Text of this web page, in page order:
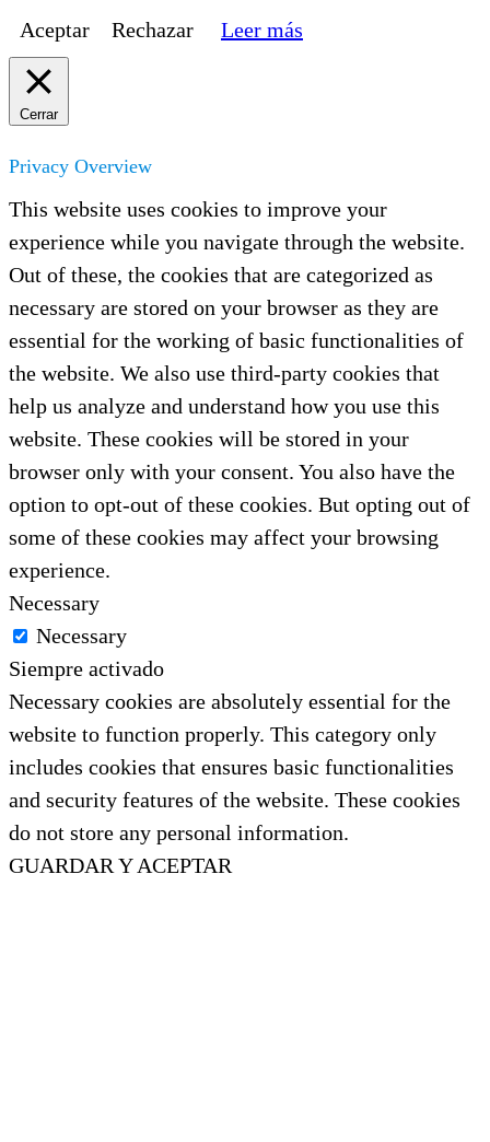
Aceptar
Rechazar Leer más
Cerrar
Privacy Overview
This website uses cookies to improve your
experience while you navigate through the website.
Out of these, the cookies that are categorized as
necessary are stored on your browser as they are
essential for the working of basic functionalities of
the website. We also use third-party cookies that
help us analyze and understand how you use this
website. These cookies will be stored in your
browser only with your consent. You also have the
option to opt-out of these cookies. But opting out of
some of these cookies may affect your browsing
experience.
Necessary
Necessary
Siempre activado
Necessary cookies are absolutely essential for the
website to function properly. This category only
includes cookies that ensures basic functionalities
and security features of the website. These cookies
do not store any personal information.
GUARDAR Y ACEPTAR